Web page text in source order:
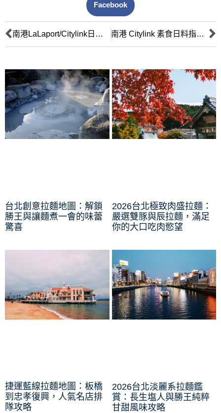
Facebook
南港LaLaport/Citylink日料推薦：長輩友善餐廳完整攻略 南港 Citylink 素食日料指南：精選餐廳推薦與健康飲食攻略
台北創意拉麵地圖：解鎖
勝王與讓麵煮一會的味蕾
驚喜
2026台北極致肉盛拉麵：
嚴選雙豚與辰拉麵，滿足
你的大口吃肉慾望
捷運藍線拉麵地圖：板橋
到忠孝復興，人氣名店排
隊攻略
2026台北淡麗系拉麵鑑
賞：長生塩人與勝王純粹
甘甜風味攻略